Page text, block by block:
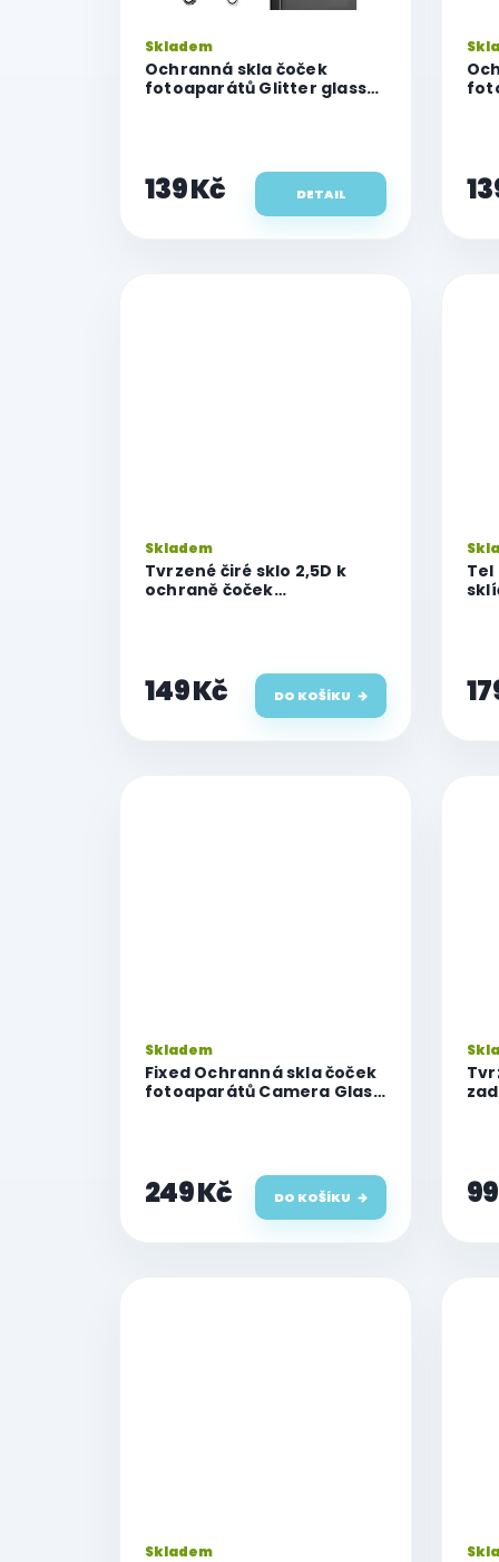
Ochranná skla čoček
fotoaparátů Glitter glass
Skladem
139 Kč DETAIL
Tvrzené čiré sklo 2,5D k
ochraně čoček
Skladem
149 Kč DO KOŠÍKU
Fixed Ochranná skla čoček
fotoaparátů Camera Glass
Skladem
249 Kč DO KOŠÍKU
Skladem